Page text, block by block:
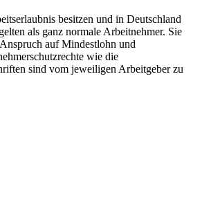
besitzen und in Deutschland
als ganz normale Arbeitnehmer. Sie
auf Mindestlohn und
wie die
sind vom jeweiligen Arbeitgeber zu